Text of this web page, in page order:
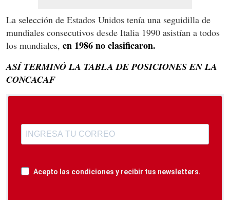
La selección de Estados Unidos tenía una seguidilla de
mundiales consecutivos desde Italia 1990 asistían a todos
los mundiales, en 1986 no clasificaron.
ASÍ TERMINÓ LA TABLA DE POSICIONES EN LA
CONCACAF
Acepto las condiciones y recibir tus newsletters.